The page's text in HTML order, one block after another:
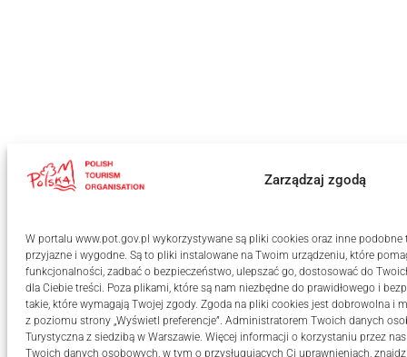
Zarządzaj zgodą
W portalu www.pot.gov.pl wykorzystywane są pliki cookies oraz inne podobne
przyjazne i wygodne. Są to pliki instalowane na Twoim urządzeniu, które
funkcjonalności, zadbać o bezpieczeństwo, ulepszać go, dostosować do
dla Ciebie treści. Poza plikami, które są nam niezbędne do prawidłowego i
takie, które wymagają Twojej zgody. Zgoda na pliki cookies jest dobrowolna i
z poziomu strony „Wyświetl preferencje”. Administratorem Twoich danych
Turystyczna z siedzibą w Warszawie. Więcej informacji o korzystaniu przez
Twoich danych osobowych, w tym o przysługujących Ci uprawnieniach,